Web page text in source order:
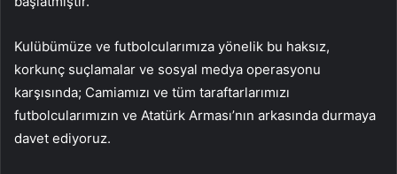
Kulübümüze ve futbolcularımıza yönelik bu haksız,
korkunç suçlamalar ve sosyal medya operasyonu
karşısında; Camiamızı ve tüm taraftarlarımızı
futbolcularımızın ve Atatürk Arması’nın arkasında durmaya
davet ediyoruz.